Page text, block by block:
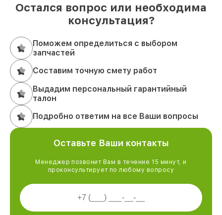
Остался вопрос или необходима
консультация?
Поможем определиться с выбором
запчастей
Составим точную смету работ
Выдадим персональный гарантийный
талон
Подробно ответим на все Ваши вопросы
Оставьте Ваши контакты
Менеджер позвонит Вам в течение 15 минут, и
проконсультирует по любому вопросу